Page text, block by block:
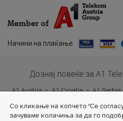
Member of
Начини на плаќање
Дознај повеќе за A1
A1 Austria A1 Croatia A1 Serbia
A1 Slovenia
Со кликање на копчето "Се
зачуваме колачиња за да го